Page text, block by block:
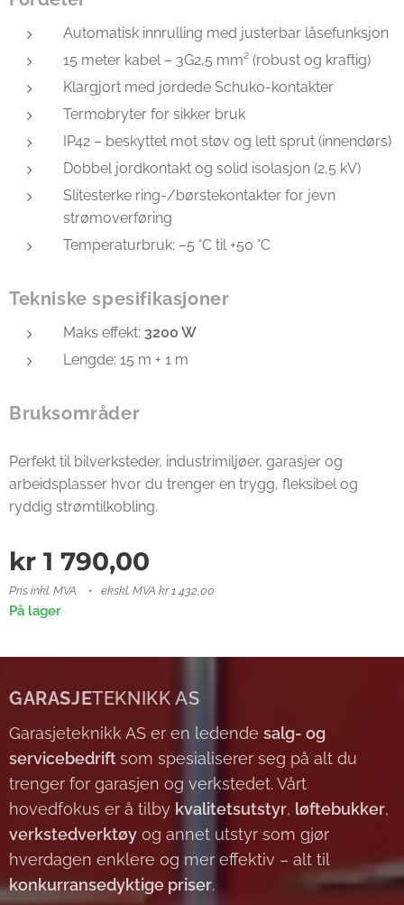
Automatisk innrulling med justerbar låsefunksjon
15 meter kabel – 3G2,5 mm² (robust og kraftig)
Klargjort med jordede Schuko-kontakter
Termobryter for sikker bruk
IP42 – beskyttet mot støv og lett sprut (innendørs)
Dobbel jordkontakt og solid isolasjon (2,5 kV)
Slitesterke ring-/børstekontakter for jevn
strømoverføring
Temperaturbruk: –5 °C til +50 °C
Tekniske spesifikasjoner
Maks effekt: 3200 W
Lengde: 15 m + 1 m
Bruksområder
Perfekt til bilverksteder, industrimiljøer, garasjer og
arbeidsplasser hvor du trenger en trygg, fleksibel og
ryddig strømtilkobling.
kr 1 790,00
Pris inkl. MVA ekskl. MVA kr 1 432,00
På lager
GARASJETEKNIKK AS
Garasjeteknikk AS er en ledende salg- og
servicebedriftsom spesialiserer seg på alt du
trenger for garasjen og verkstedet. Vårt
hovedfokus er å tilby kvalitetsutstyr, løftebukker,
verkstedverktøy og annet utstyr som gjør
hverdagen enklere og mer effektiv – alt til
konkurransedyktige priser.